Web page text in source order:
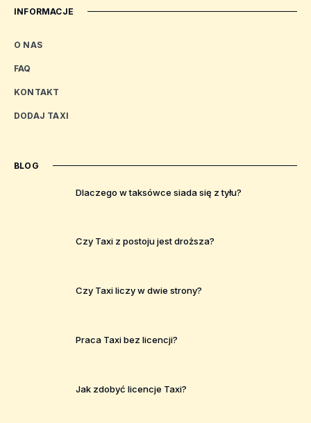
INFORMACJE
O NAS
FAQ
KONTAKT
DODAJ TAXI
BLOG
Dlaczego w taksówce siada się z tyłu?
Czy Taxi z postoju jest droższa?
Czy Taxi liczy w dwie strony?
Praca Taxi bez licencji?
Jak zdobyć licencje Taxi?